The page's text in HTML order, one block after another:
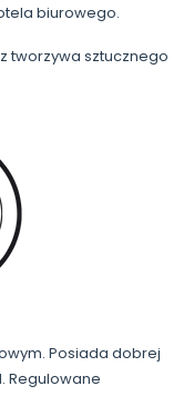
biurowego.
tworzywa sztucznego
Posiada dobrej
Regulowane